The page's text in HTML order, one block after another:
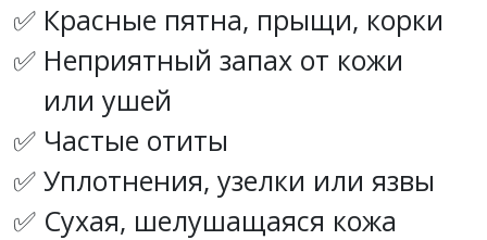
Красные пятна, прыщи, корки
Неприятный запах от кожи
или ушей
Частые отиты
Уплотнения, узелки или язвы
Сухая, шелушащаяся кожа